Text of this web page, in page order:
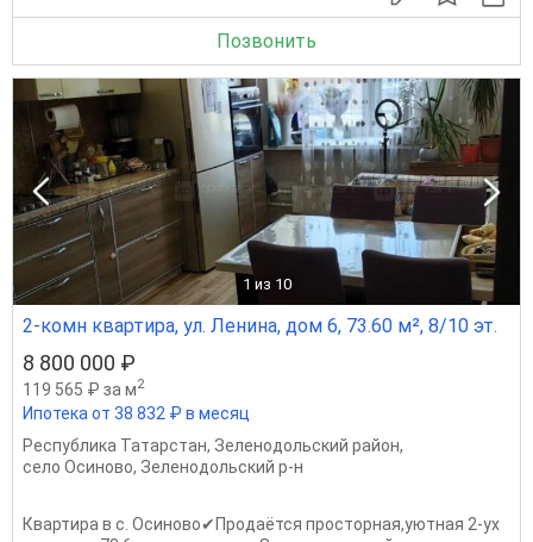
Позвонить
1 из 10
2-комн квартира, ул. Ленина, дом 6, 73.60 м², 8/10 эт.
8 800 000 ₽
119 565 ₽ за м2
Ипотека от 38 832 ₽ в месяц
Республика Татарстан, Зеленодольский район,
село Осиново, Зеленодольский р-н
Квартира в с. Осиново✔Продаётся просторная,уютная 2-ух